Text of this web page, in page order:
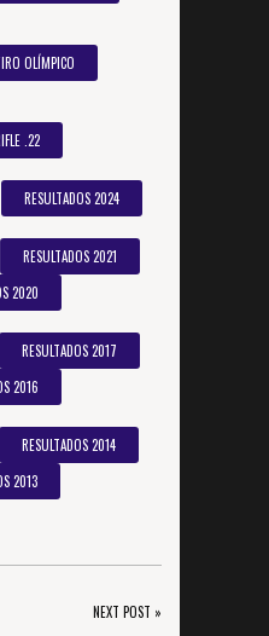
OLÍMPICO
.22
RESULTADOS 2024
RESULTADOS 2021
2020
RESULTADOS 2017
2016
RESULTADOS 2014
2013
NEXT POST »